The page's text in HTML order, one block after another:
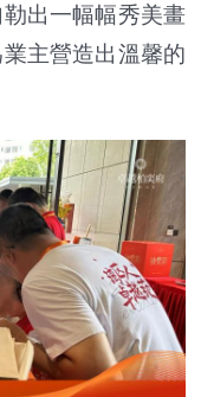
出一幅幅秀美畫
主營造出溫馨的